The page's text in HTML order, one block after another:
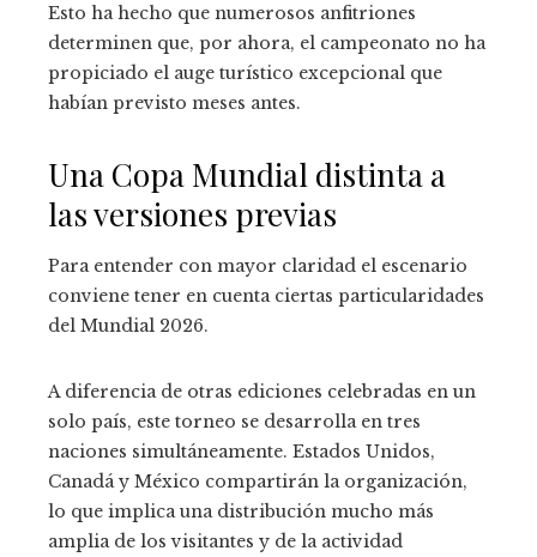
Esto ha hecho que numerosos anfitriones
determinen que, por ahora, el campeonato no ha
propiciado el auge turístico excepcional que
habían previsto meses antes.
Una Copa Mundial distinta a
las versiones previas
Para entender con mayor claridad el escenario
conviene tener en cuenta ciertas particularidades
del Mundial 2026.
A diferencia de otras ediciones celebradas en un
solo país, este torneo se desarrolla en tres
naciones simultáneamente. Estados Unidos,
Canadá y México compartirán la organización,
lo que implica una distribución mucho más
amplia de los visitantes y de la actividad